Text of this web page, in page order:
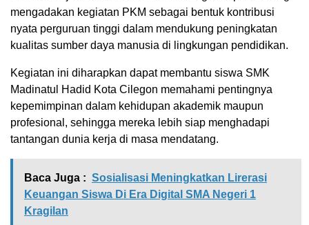
mengadakan kegiatan PKM sebagai bentuk kontribusi
nyata perguruan tinggi dalam mendukung peningkatan
kualitas sumber daya manusia di lingkungan pendidikan.
Kegiatan ini diharapkan dapat membantu siswa SMK
Madinatul Hadid Kota Cilegon memahami pentingnya
kepemimpinan dalam kehidupan akademik maupun
profesional, sehingga mereka lebih siap menghadapi
tantangan dunia kerja di masa mendatang.
Baca Juga : Sosialisasi Meningkatkan Lirerasi
Keuangan Siswa Di Era Digital SMA Negeri 1
Kragilan